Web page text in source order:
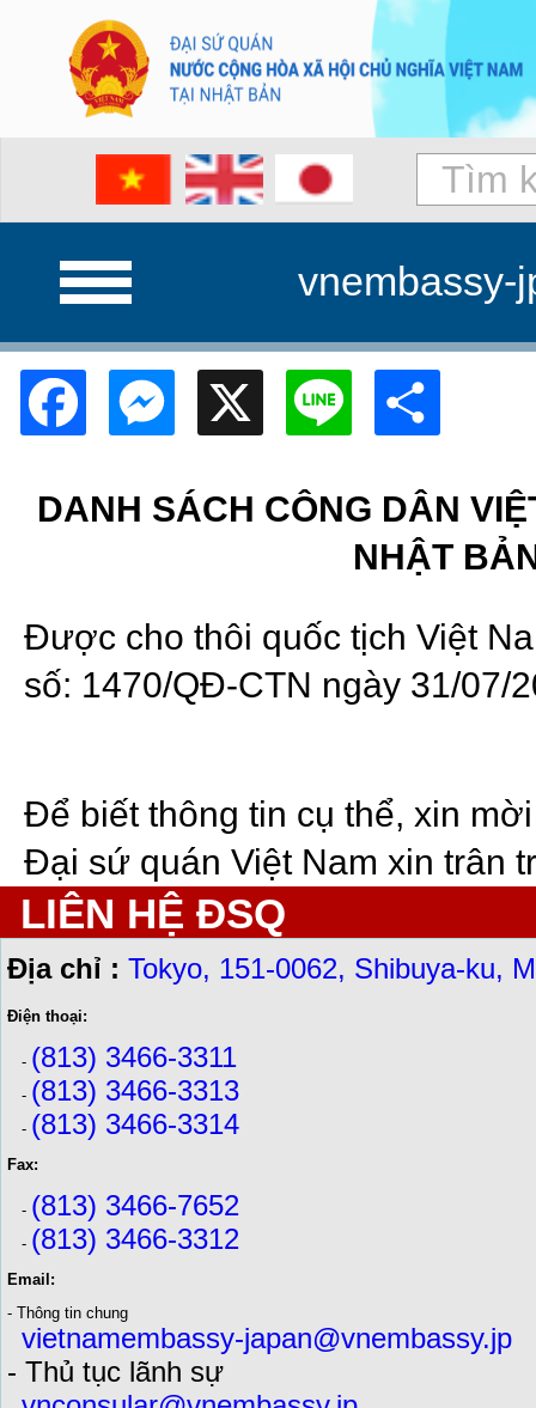
vnembassy-
FacebookMessenger
X Line
DANH SÁCH CÔNG DÂN
NHẬT
Được cho thôi quốc tịch Việt
số: 1470/QĐ-CTN ngày 31/07/
Để biết thông tin cụ thể, xin
Đại sứ quán Việt Nam xin trân
LIÊN HỆ ĐSQ
Địa chỉ : Tokyo, 151-0062, Shibuya-ku,
Điện thoại:
- (813) 3466-3311
- (813) 3466-3313
- (813) 3466-3314
Fax:
- (813) 3466-7652
- (813) 3466-3312
Email:
- Thông tin chung
vietnamembassy-japan@vnembassy.jp
- Thủ tục lãnh sự